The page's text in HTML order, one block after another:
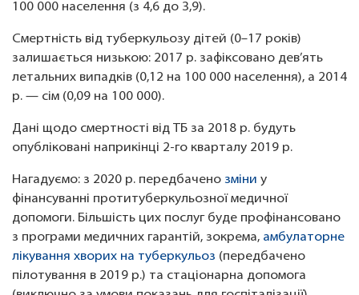
100 000 населення (з 4,6 до 3,9).
Смертність від туберкульозу дітей (0–17 років)
залишається низькою: 2017 р. зафіксовано дев’ять
летальних випадків (0,12 на 100 000 населення), а 2014
р. — сім (0,09 на 100 000).
Дані щодо смертності від ТБ за 2018 р. будуть
опубліковані наприкінці 2-го кварталу 2019 р.
Нагадуємо: з 2020 р. передбачено зміни у
фінансуванні протитуберкульозної медичної
допомоги. Більшість цих послуг буде профінансовано
з програми медичних гарантій, зокрема, амбулаторне
лікування хворих на туберкульоз (передбачено
пілотування в 2019 р.) та стаціонарна допомога